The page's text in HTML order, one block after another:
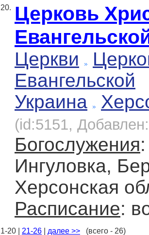
20. Церковь
Церкви
Евангельской
Украина
(id:5151,
Богослужения
Ингуловка,
Херсонская
Расписание:
1-20 | 21-26 далее >> (всего - 26)